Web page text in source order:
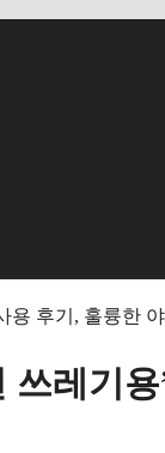
용 후기, 훌륭한
쓰레기용